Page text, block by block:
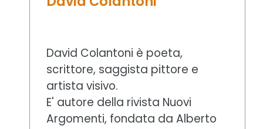
David Colantoni è poeta,
scrittore, saggista pittore e
artista visivo.
E' autore della rivista Nuovi
Argomenti, fondata da Alberto